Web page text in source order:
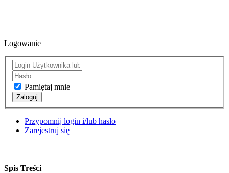
Logowanie
Pamiętaj mnie
Zaloguj
Przypomnij login i/lub hasło
Zarejestruj się
Spis Treści